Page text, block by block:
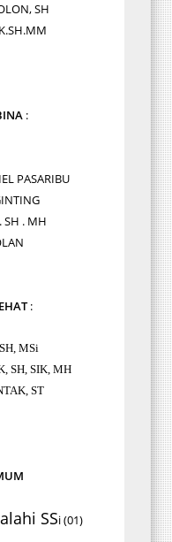
SH
:
PASARIBU
SH . MH
:
MSi
SH, SIK, MH
ST
SSi (01)